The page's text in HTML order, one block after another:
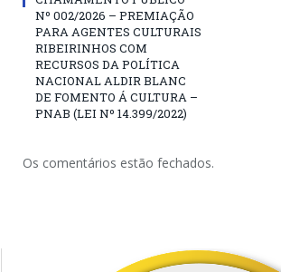
Nº 002/2026 – PREMIAÇÃO
PARA AGENTES CULTURAIS
RIBEIRINHOS COM
RECURSOS DA POLÍTICA
NACIONAL ALDIR BLANC
DE FOMENTO Á CULTURA –
PNAB (LEI Nº 14.399/2022)
Os comentários estão fechados.